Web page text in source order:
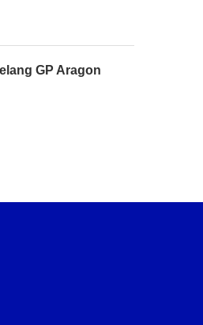
GP Aragon